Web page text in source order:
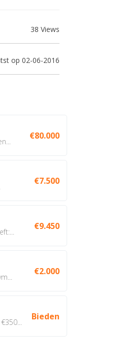
38 Views
op 02-06-2016
€80.000
€7.500
€9.450
€2.000
Bieden